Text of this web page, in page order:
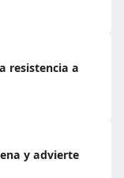
resistencia a
y advierte